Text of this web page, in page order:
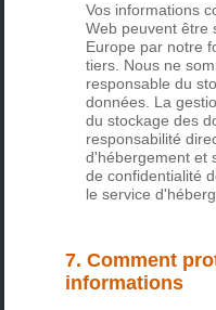
Vos informations
Web peuvent être
Europe par notre
tiers. Nous ne
responsable du
données. La
du stockage des
responsabilité
d'hébergement et
de confidentialité
le service
7. Comment
informations